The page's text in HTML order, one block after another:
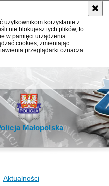
użytkownikom korzystanie z
nie blokujesz tych plików, to
w pamięci urządzenia.
cookies, zmieniając
przeglądarki oznacza
Małopolska
Aktualności